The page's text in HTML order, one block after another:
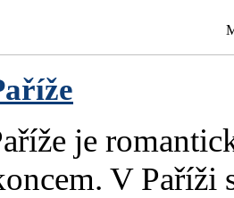
je
V Paříži